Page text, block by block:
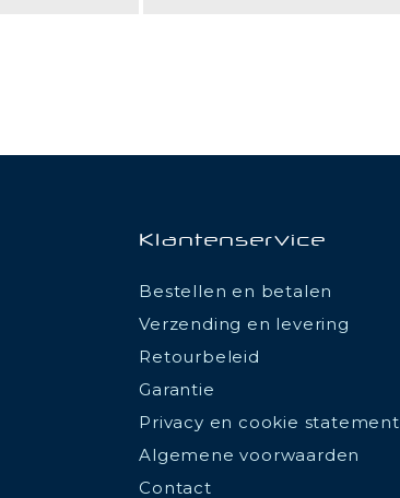
Klantenservice
Bestellen en betalen
Verzending en levering
Retourbeleid
Garantie
Privacy en cookie statement
Algemene voorwaarden
Contact